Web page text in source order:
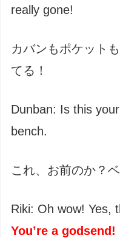
really gone!
カバンもポケット
てる！
Dunban: Is this
bench.
これ、お前のか？
Riki: Oh wow! Yes,
You’re a godsend!